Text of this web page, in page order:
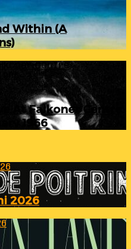
Within (A
Centre
At Falkoner Centre
1966
2026